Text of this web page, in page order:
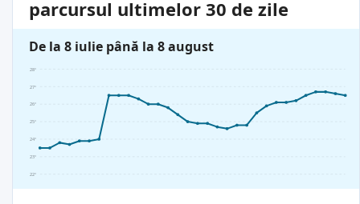
parcursul ultimelor 30 de zile
De la 8 iulie până la 8 august
22°
23°
24°
25°
26°
27°
28°